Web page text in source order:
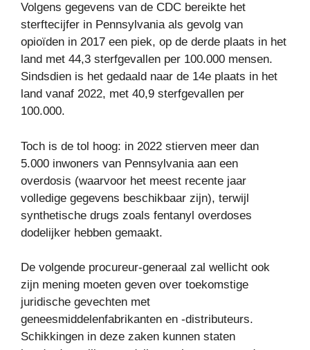
Volgens gegevens van de CDC bereikte het
sterftecijfer in Pennsylvania als gevolg van
opioïden in 2017 een piek, op de derde plaats in het
land met 44,3 sterfgevallen per 100.000 mensen.
Sindsdien is het gedaald naar de 14e plaats in het
land vanaf 2022, met 40,9 sterfgevallen per
100.000.
Toch is de tol hoog: in 2022 stierven meer dan
5.000 inwoners van Pennsylvania aan een
overdosis (waarvoor het meest recente jaar
volledige gegevens beschikbaar zijn), terwijl
synthetische drugs zoals fentanyl overdoses
dodelijker hebben gemaakt.
De volgende procureur-generaal zal wellicht ook
zijn mening moeten geven over toekomstige
juridische gevechten met
geneesmiddelenfabrikanten en -distributeurs.
Schikkingen in deze zaken kunnen staten